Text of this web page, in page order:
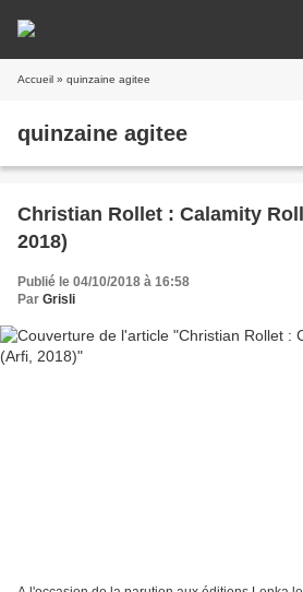
Accueil » quinzaine agitee
quinzaine agitee
Christian Rollet : Calamity
2018)
Publié le 04/10/2018 à 16:58
Par Grisli